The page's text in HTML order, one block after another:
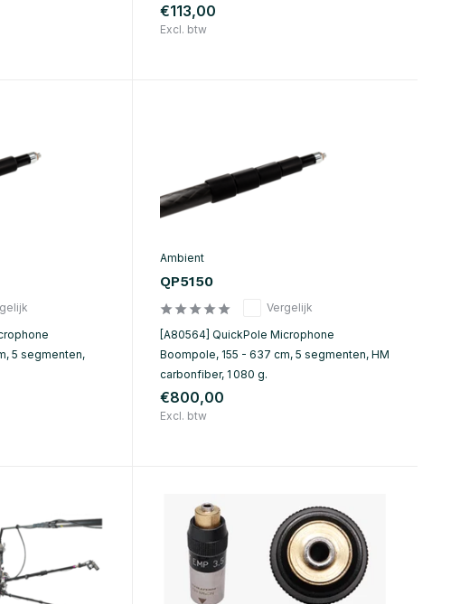
€113,00
Excl. btw
5 segmenten,
Ambient
QP5150
Vergelijk
[A80564] QuickPole Microphone
Boompole, 155 - 637 cm, 5 segmenten, HM
carbonfiber, 1 080 g.
€800,00
Excl. btw